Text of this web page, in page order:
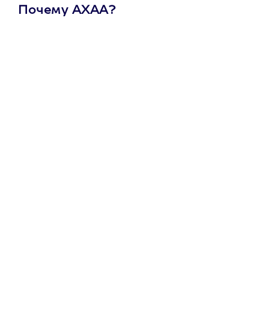
Почему АХАА?